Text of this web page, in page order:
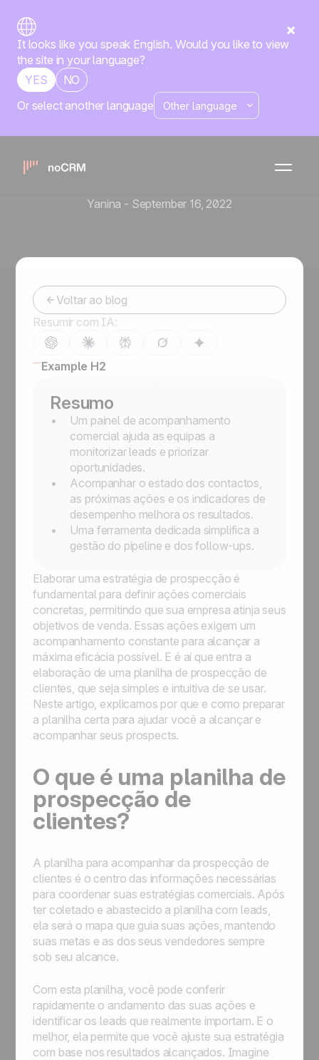
It looks like you speak English. Would you like to view
the site in your language?
YES
NO
Or select another language
Estratégia de Vendas
Como preparar uma
planilha de prospecção de
Yanina - September 16, 2022
Voltar ao blog
Resumir com IA:
Example H2
Resumo
Um painel de acompanhamento
comercial ajuda as equipas a
monitorizar leads e priorizar
oportunidades.
Acompanhar o estado dos contactos,
as próximas ações e os indicadores de
desempenho melhora os resultados.
Uma ferramenta dedicada simplifica a
gestão do pipeline e dos follow-ups.
Elaborar uma estratégia de prospecção é
fundamental para definir ações comerciais
concretas, permitindo que sua empresa atinja seus
objetivos de venda. Essas ações exigem um
acompanhamento constante para alcançar a
máxima eficácia possível. E é aí que entra a
elaboração de uma planilha de prospecção de
clientes, que seja simples e intuitiva de se usar.
Neste artigo, explicamos por que e como preparar
a planilha certa para ajudar você a alcançar e
acompanhar seus prospects.
O que é uma planilha de
prospecção de
clientes?
A planilha para acompanhar da prospecção de
clientes é o centro das informações necessárias
para coordenar suas estratégias comerciais. Após
ter coletado e abastecido a planilha com leads,
ela será o mapa que guia suas ações, mantendo
suas metas e as dos seus vendedores sempre
sob seu alcance.
Com esta planilha, você pode conferir
rapidamente o andamento das suas ações e
identificar os leads que realmente importam. E o
melhor, ela permite que você ajuste sua estratégia
com base nos resultados alcançados. Imagine